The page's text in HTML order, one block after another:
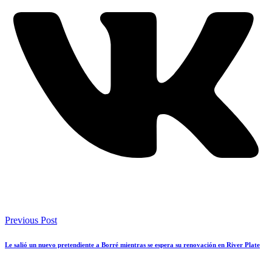
Previous Post
Le salió un nuevo pretendiente a Borré mientras se espera su renovación en River Plate